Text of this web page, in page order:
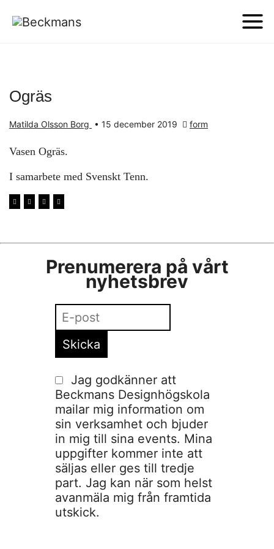
Ogräs
Matilda Olsson Borg • 15 december 2019 form
Vasen Ogräs.
I samarbete med Svenskt Tenn.
Prenumerera på vårt
nyhetsbrev
Jag godkänner att
Beckmans Designhögskola
mailar mig information om
sin verksamhet och bjuder
in mig till sina events. Mina
uppgifter kommer inte att
säljas eller ges till tredje
part. Jag kan när som helst
avanmäla mig från framtida
utskick.